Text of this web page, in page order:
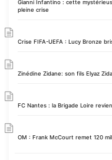
Gianni Infantino : cette
pleine crise
Crise FIFA-UEFA : Lucy Bronze
Zinédine Zidane: son fils Elyaz
FC Nantes : la Brigade Loire
OM : Frank McCourt remet 120